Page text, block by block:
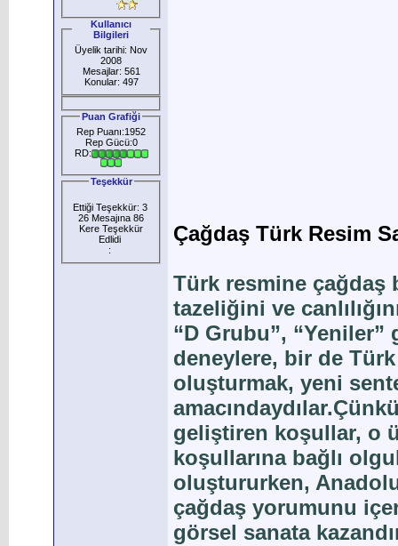
Kullanıcı
Bilgileri
Üyelik tarihi: Nov
2008
Mesajlar: 561
Konular: 497
Puan Grafiği
Rep Puanı:1952
Rep Gücü:0
RD:
Teşekkür
Ettiği Teşekkür: 3
26 Mesajına 86
Kere Teşekkür
Edlidi
:
Çağdaş Türk Resim
Türk resmine çağdaş
tazeliğini ve
“D Grubu”,
deneylere, bir de
oluşturmak, yeni
geliştiren koşullar, o
koşullarına bağlı
oluştururken,
çağdaş yorumunu
görsel sanata